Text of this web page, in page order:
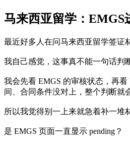
马来西亚留学：
最近好多人在问马来西亚留学签证
我自己感觉，这事真不能一句话判
我会先看 EMGS 的审核状态，再看
间、合同条件没对上，整个判断就
所以我觉得别一上来就急着补一堆
是 EMGS 页面一直显示 pending？